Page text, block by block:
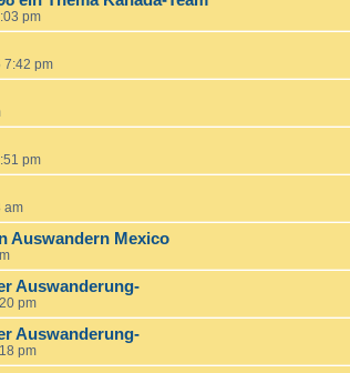
pm
7:42 pm
pm
am
Auswandern Mexico
Auswanderung-
pm
Auswanderung-
pm